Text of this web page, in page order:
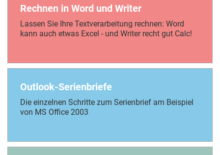
Rechnen in Word und Writer
Lassen Sie Ihre Textverarbeitung rechnen: Word
kann auch etwas Excel - und Writer recht gut Calc!
Outlook-Serienbriefe
Die einzelnen Schritte zum Serienbrief am Beispiel
von MS Office 2003